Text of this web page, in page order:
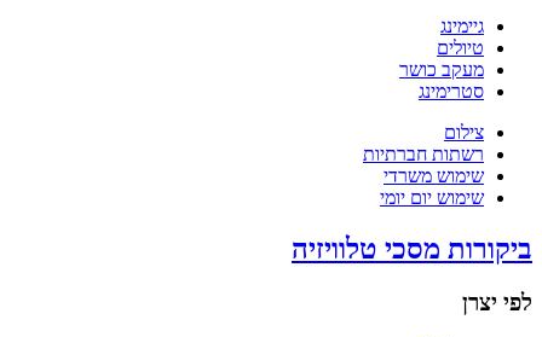
גיימינג
טיולים
מעקב כושר
סטרימינג
צילום
רשתות חברתיות
שימוש משרדי
שימוש יום יומי
ביקורות מסכי טלוויזיה
לפי יצרן